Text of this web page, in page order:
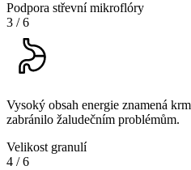
Podpora střevní mikroflóry
3 /6
Vysoký obsah energie znamená
zabránilo žaludečním problémům.
Velikost granulí
4 /6